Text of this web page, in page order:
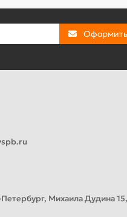
Михаила Дудина